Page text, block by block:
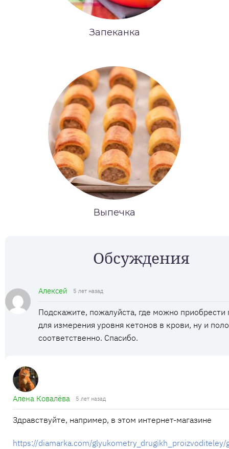
Запеканка
Выпечка
Обсуждения
Алексей 5 лет назад
Подскажите, пожалуйста, где можно приобрести
для измерения уровня кетонов в крови, ну и
соответственно. Спасибо.
Алена Ковалёва 5 лет назад
Здравствуйте, например, в этом интернет-магазине
https://diamarka.com/